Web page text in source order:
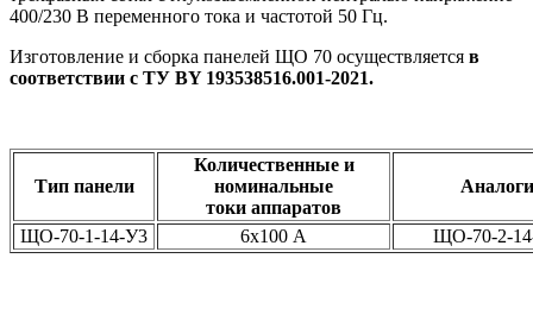
400/230 В переменного тока и частотой 50 Гц.
Изготовление и сборка панелей ЩО 70 осуществляется в
соответствии с ТУ BY 193538516.001-2021.
Тип панели
Количественные и
номинальные
токи аппаратов
Аналоги
ЩО-70-1-14-У3 6х100 А ЩО-70-2-